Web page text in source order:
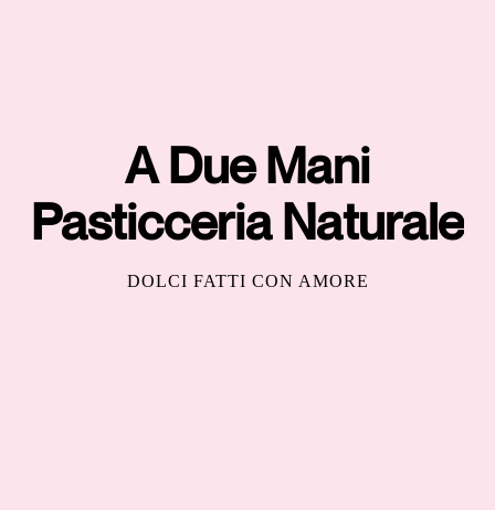
A Due Mani
Pasticceria Naturale
DOLCI FATTI CON AMORE